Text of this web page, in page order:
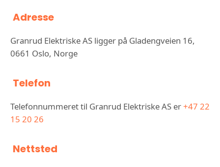
Adresse
Granrud Elektriske AS ligger på Gladengveien 16,
0661 Oslo, Norge
Telefon
Telefonnummeret til Granrud Elektriske AS er+47 22
15 20 26
Nettsted